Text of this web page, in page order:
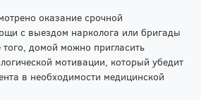
оказание срочной
с выездом нарколога или бригады
домой можно пригласить
мотивации, который убедит
в необходимости медицинской